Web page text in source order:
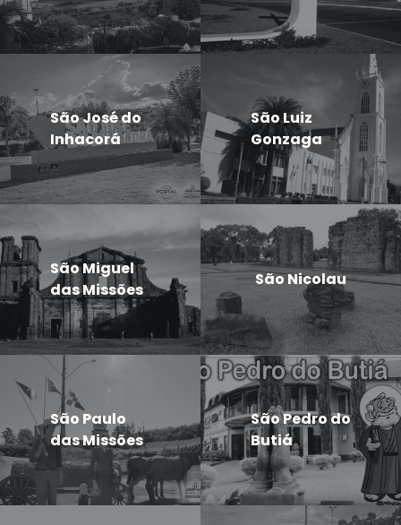
São José do
Inhacorá
São Luiz
Gonzaga
São Miguel
das Missões
São Nicolau
São Paulo
das Missões
São Pedro do
Butiá